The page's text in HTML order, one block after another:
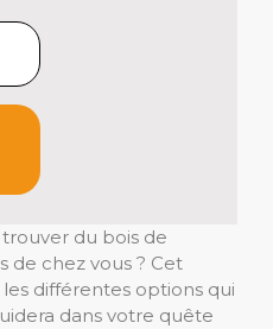
du bois de
de chez vous ? Cet
différentes options qui
dans votre quête